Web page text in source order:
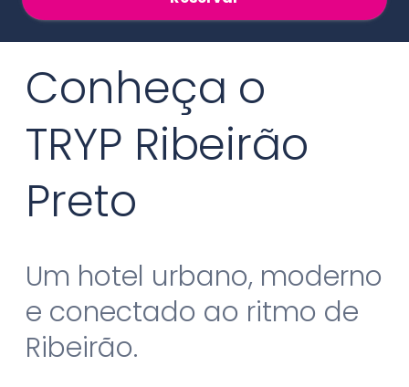
Conheça o
TRYP Ribeirão
Preto
Um hotel urbano, moderno
e conectado ao ritmo de
Ribeirão.